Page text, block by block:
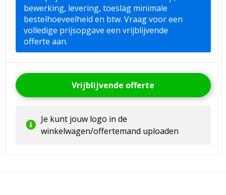
bewerking, levering, toeslag minimale
bestelhoeveelheid en btw. Vraag voor een
volledige prijsopgave een vrijblijvende
offerte aan.
Vrijblijvende offerte
Je kunt jouw logo in de
winkelwagen/offertemand uploaden